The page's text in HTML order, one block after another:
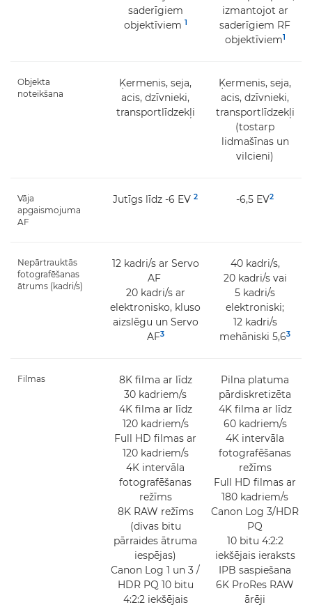
saderīgiem
objektīviem 1
izmantojot ar
saderīgiem RF
objektīviem1
Objekta
noteikšana
Ķermenis, seja,
acis, dzīvnieki,
transportlīdzekļi
Ķermenis, seja,
acis, dzīvnieki,
transportlīdzekļi
(tostarp
lidmašīnas un
vilcieni)
Vāja
apgaismojuma
AF
Jutīgs līdz -6 EV2 -6,5 EV2
Nepārtrauktās
fotografēšanas
ātrums (kadri/s)
12 kadri/s ar Servo
AF
20 kadri/s ar
elektronisko, kluso
aizslēgu un Servo
AF3
40 kadri/s,
20 kadri/s vai
5 kadri/s
elektroniski;
12 kadri/s
mehāniski 5,63
Filmas
8K filma ar līdz
30 kadriem/s
4K filma ar līdz
120 kadriem/s
Full HD filmas ar
120 kadriem/s
4K intervāla
fotografēšanas
režīms
8K RAW režīms
(divas bitu
pārraides ātruma
iespējas)
Canon Log 1 un 3 /
HDR PQ 10 bitu
4:2:2 iekšējais
Pilna platuma
pārdiskretizēta
4K filma ar līdz
60 kadriem/s
4K intervāla
fotografēšanas
režīms
Full HD filmas ar
180 kadriem/s
Canon Log 3/HDR
PQ
10 bitu 4:2:2
iekšējais ieraksts
IPB saspiešana
6K ProRes RAW
ārēji